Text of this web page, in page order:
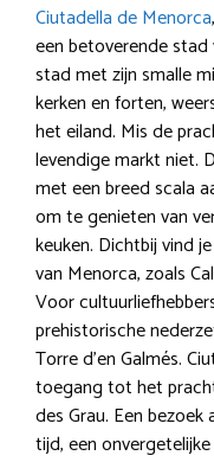
Ciutadella de Menorca
een betoverende
stad met zijn smalle
kerken en forten,
het eiland. Mis de
levendige markt niet.
met een breed scala
om te genieten van
keuken. Dichtbij vind
van Menorca, zoals
Voor
prehistorische
Torre d’en Galmés.
toegang tot het
des Grau. Een
tijd, een